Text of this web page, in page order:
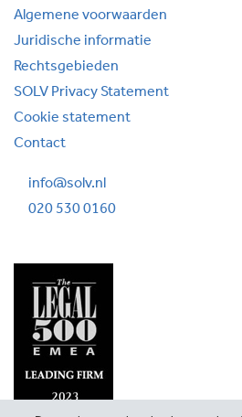
Algemene voorwaarden
Juridische informatie
Rechtsgebieden
SOLV Privacy Statement
Cookie statement
Contact
info@solv.nl
020 530 0160